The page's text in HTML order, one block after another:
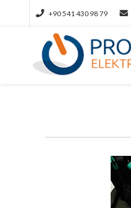
+90 541 430 98 79